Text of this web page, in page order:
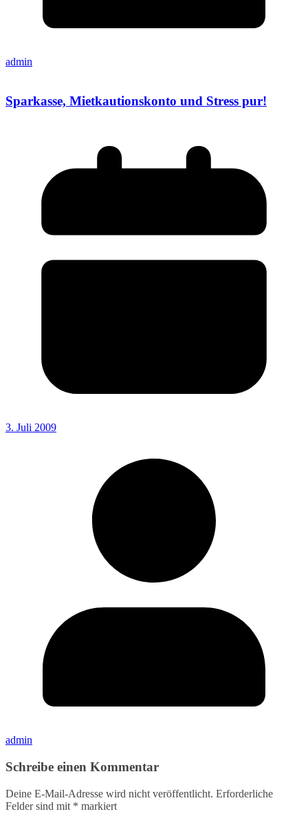
admin
Sparkasse, Mietkautionskonto und Stress pur!
3. Juli 2009
admin
Schreibe einen Kommentar
Deine E-Mail-Adresse wird nicht veröffentlicht. Erforderliche
Felder sind mit * markiert